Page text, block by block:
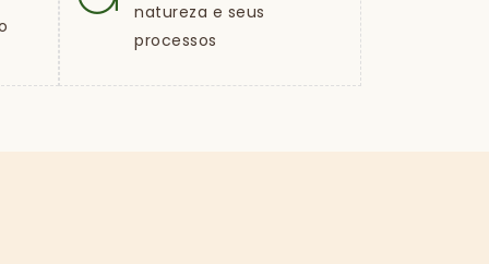
natureza e seus
processos